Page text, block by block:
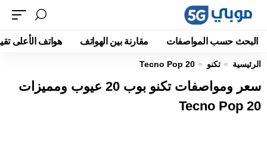
البحث حسب المواصفات مقارنة بين الهواتف هواتف الأعلى
الرئيسية تكنو Tecno Pop 20
سعر ومواصفات تكنو بوب 20 عيوب ومميزات
Tecno Pop 20